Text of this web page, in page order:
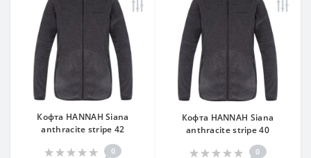
Кофта HANNAH Siana
anthracite stripe 42
0
Кофта HANNAH Siana
anthracite stripe 40
0